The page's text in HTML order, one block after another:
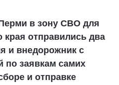
в зону СВО для
края отправились два
и внедорожник с
заявкам самих
и отправке